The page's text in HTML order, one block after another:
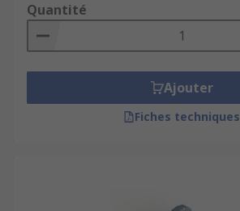
Quantité
Ajouter
Fiches techniques